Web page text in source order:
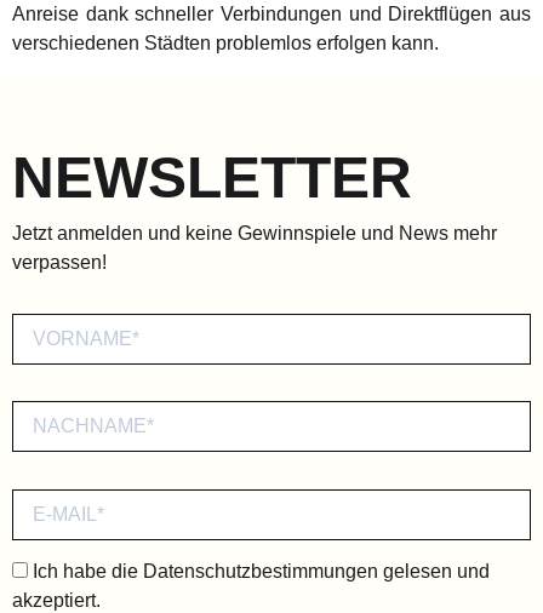
Anreise dank schneller Verbindungen und Direktflügen aus
verschiedenen Städten problemlos erfolgen kann.
NEWSLETTER
Jetzt anmelden und keine Gewinnspiele und News mehr
verpassen!
Ich habe die Datenschutzbestimmungen gelesen und
akzeptiert.